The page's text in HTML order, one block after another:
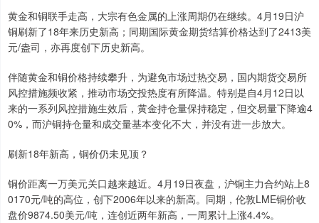
黄金和铜联手走高，大宗有色金属的上涨周期仍在继续。4月19日沪
铜刷新了18年来历史新高；同期国际黄金期货结算价格达到了2413美
元/盎司，亦再度创下历史新高。
伴随黄金和铜价格持续攀升，为避免市场过热交易，国内期货交易所
风控措施频收紧，推动市场交投热度有所降温。特别是自4月12日以
来的一系列风控措施生效后，黄金持仓量保持稳定，但交易量下降逾4
0%，而沪铜持仓量和成交量基本变化不大，并没有进一步放大。
刷新18年新高，铜价仍未见顶？
铜价距离一万美元关口越来越近。4月19日夜盘，沪铜主力合约站上8
0170元/吨的高位，创下2006年以来的新高。同期，伦敦LME铜价收
盘价9874.50美元/吨，连创近两年新高，一周累计上涨4.4%。